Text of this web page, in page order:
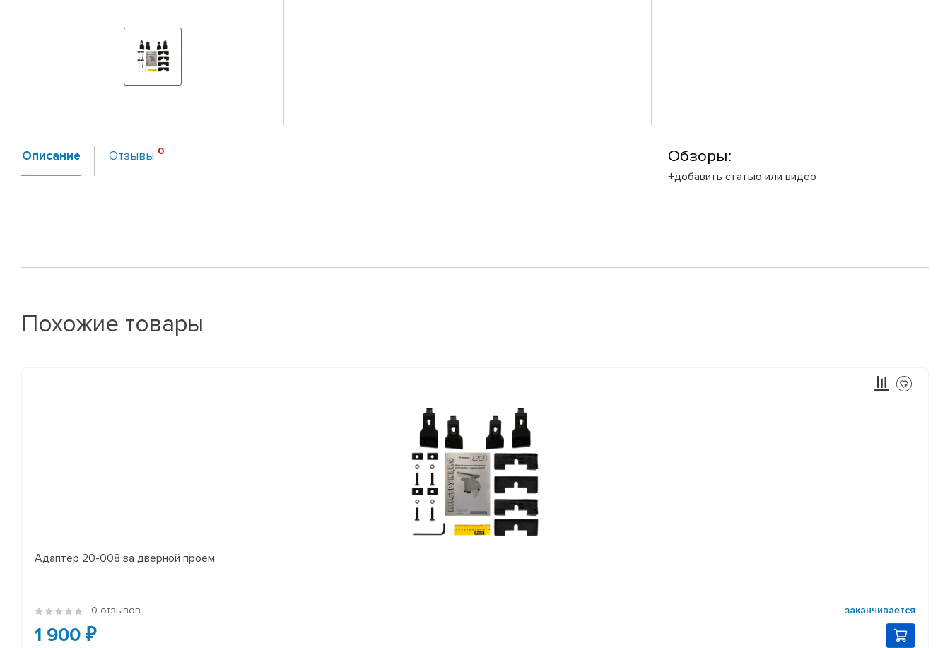
Описание Отзывы Обзоры:
+добавить статью или видео
Похожие товары
Адаптер 20-008 за дверной проем
0 отзывов заканчивается
1 900 ₽